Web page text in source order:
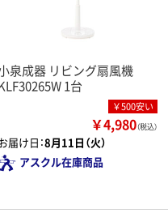
泉成器 リビング扇風機
1台
￥500安い
￥4,980（税込）
届け日：8月11日（火）
アスクル在庫商品